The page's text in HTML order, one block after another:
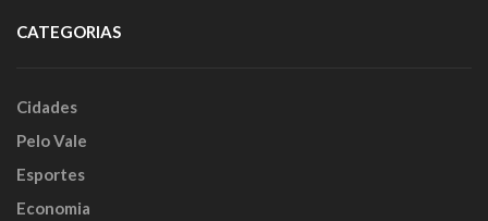
CATEGORIAS
Cidades
Pelo Vale
Esportes
Economia